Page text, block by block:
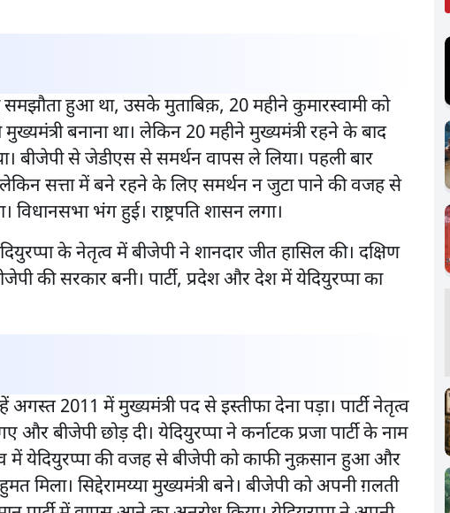
हुआ था, उसके मुताबिक़, 20 महीने कुमारस्वामी को
बनाना था। लेकिन 20 महीने मुख्यमंत्री रहने के बाद
बीजेपी से जेडीएस से समर्थन वापस ले लिया। पहली बार
सत्ता में बने रहने के लिए समर्थन न जुटा पाने की वजह से
विधानसभा भंग हुई। राष्ट्रपति शासन लगा।
के नेतृत्व में बीजेपी ने शानदार जीत हासिल की। दक्षिण
की सरकार बनी। पार्टी, प्रदेश और देश में येदियुरप्पा का
2011 में मुख्यमंत्री पद से इस्तीफा देना पड़ा। पार्टी नेतृत्व
और बीजेपी छोड़ दी। येदियुरप्पा ने कर्नाटक प्रजा पार्टी के नाम
में येदियुरप्पा की वजह से बीजेपी को काफी नुक़सान हुआ और
मिला। सिद्देरामय्या मुख्यमंत्री बने। बीजेपी को अपनी ग़लती